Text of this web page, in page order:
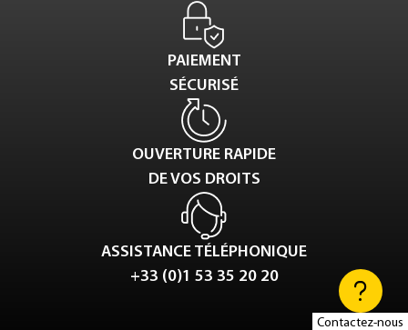
Contactez-nous
PAIEMENT
SÉCURISÉ
OUVERTURE RAPIDE
DE VOS DROITS
ASSISTANCE TÉLÉPHONIQUE
+33 (0)1 53 35 20 20